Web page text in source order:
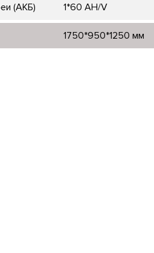
(АКБ) 1*60 AH/V
1750*950*1250 мм